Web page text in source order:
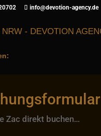
info@devotion-agency.de
Zac direkt buchen…